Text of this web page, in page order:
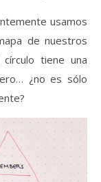
usamos
de nuestros
tiene una
¿no es sólo